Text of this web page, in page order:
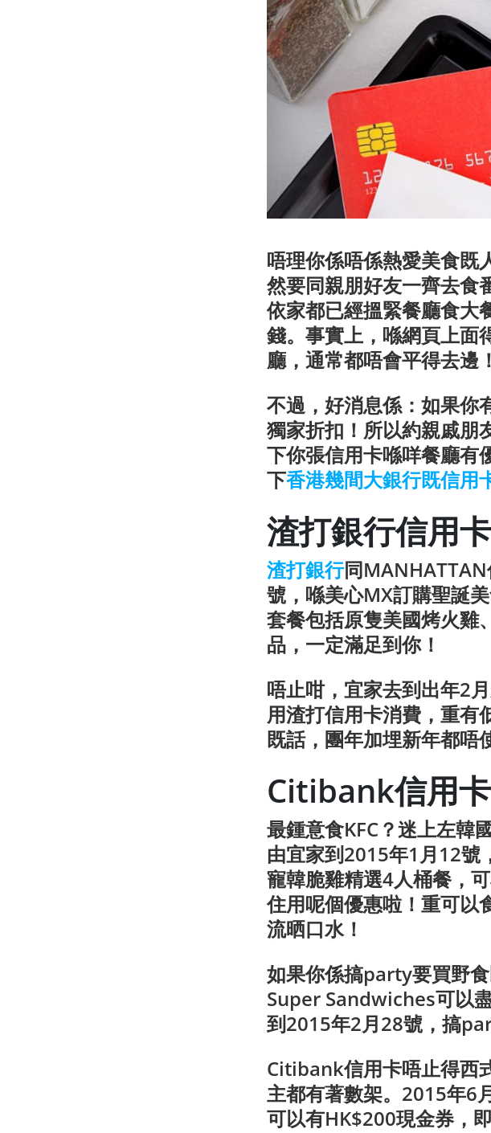
唔理你係唔係熱愛美食既
然要同親朋好友一齊去食
依家都已經搵緊餐廳食大
錢。事實上，喺網頁上面
廳，通常都唔會平得去邊！
不過，好消息係：如果你
獨家折扣！所以約親戚朋
下你張信用卡喺咩餐廳
下香港幾間大銀行既信用
渣打銀行信用卡
渣打銀行同
號，喺美心MX訂購聖誕
套餐包括原隻美國烤火雞
品，一定滿足到你！
唔止咁，宜家去到出年2
用渣打信用卡消費，重有
既話，團年加埋新年都唔
Citibank信用卡
最鍾意食KFC？迷上左韓
由宜家到2015年1月12號
寵韓脆雞精選4人桶餐，
住用呢個優惠啦！重可以
流晒口水！
如果你係搞party要買野
Super Sandwiches可以
到2015年2月28號，搞
Citibank信用卡唔止得西
主都有著數架。2015年6
可以有HK$200現金券，